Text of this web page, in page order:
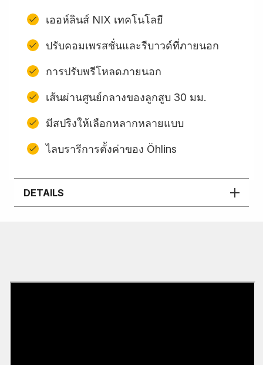
เออห์ลินส์ NIX เทคโนโลยี
ปรับคอมเพรสชั่นและรีบาวด์ที่ภายนอก
การปรับพรีโหลดภายนอก
เส้นผ่านศูนย์กลางของลูกสูบ 30 มม.
มีสปริงให้เลือกหลากหลายแบบ
ไลบรารีการตั้งค่าของ Öhlins
DETAILS